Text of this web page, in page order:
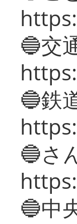
🔵交
🔵鉄
🔵さ
🔵中